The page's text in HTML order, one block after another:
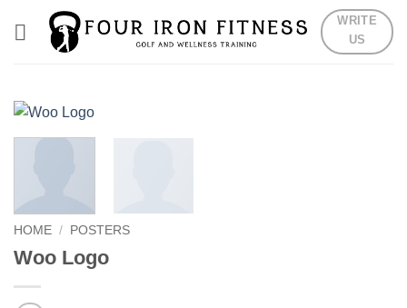
WRITE
US
HOME / POSTERS
Woo Logo